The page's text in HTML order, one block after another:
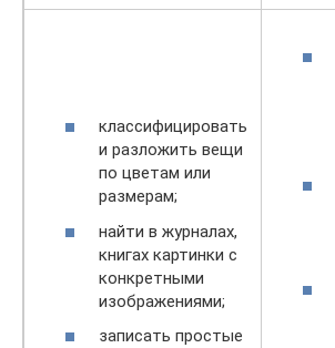
классифицировать
и разложить вещи
по цветам или
размерам;
найти в журналах,
книгах картинки с
конкретными
изображениями;
записать простые